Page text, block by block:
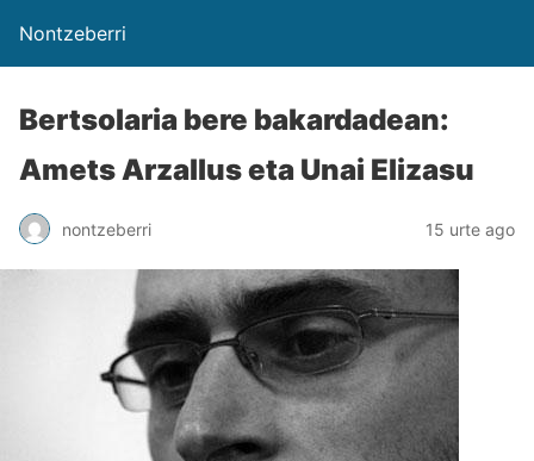
Nontzeberri
Bertsolaria bere bakardadean:
Amets Arzallus eta Unai Elizasu
nontzeberri 15 urte ago